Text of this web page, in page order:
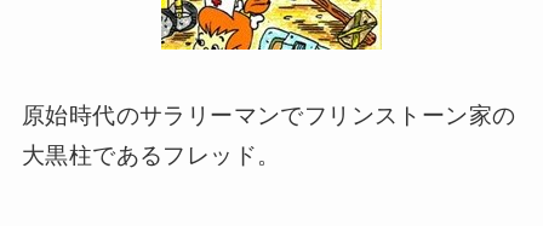
原始時代のサラリーマンでフリンストーン家の
大黒柱であるフレッド。